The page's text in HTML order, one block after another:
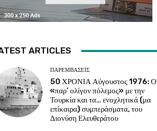
ARTICLES
ΠΑΡΕΜΒΑΣΕΙΣ
50 ΧΡΟΝΙΑ Αύγουστος 1976: Ο
«παρ’ ολίγον πόλεμος» με την
Τουρκία και τα… ενοχλητικά (μα
επίκαιρα) συμπεράσματα, του
Διονύση Ελευθεράτου